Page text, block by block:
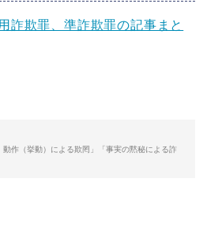
詐欺罪、準詐欺罪の記事まと
作（挙動）による欺罔」「事実の黙秘による詐